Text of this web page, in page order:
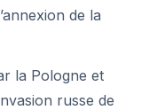
de la
la Pologne et
russe de